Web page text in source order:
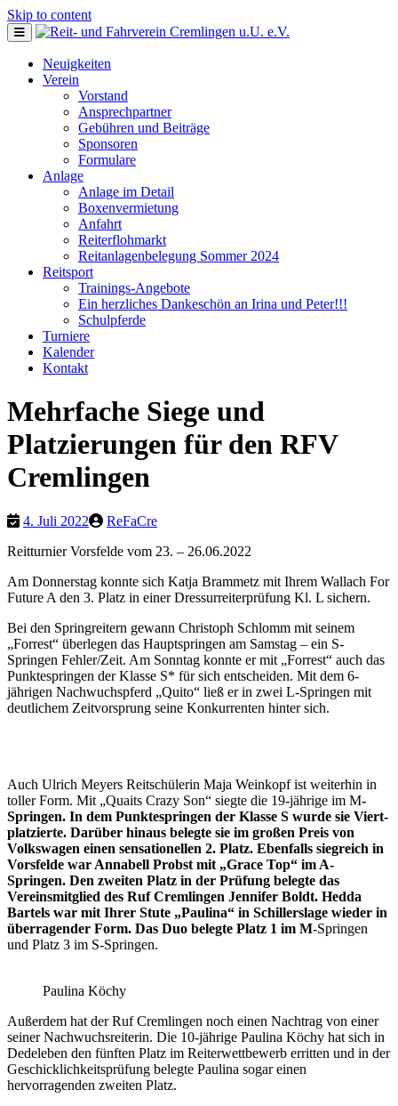
Skip to content
Neuigkeiten
Verein
Vorstand
Ansprechpartner
Gebühren und Beiträge
Sponsoren
Formulare
Anlage
Anlage im Detail
Boxenvermietung
Anfahrt
Reiterflohmarkt
Reitanlagenbelegung Sommer 2024
Reitsport
Trainings-Angebote
Ein herzliches Dankeschön an Irina und Peter!!!
Schulpferde
Turniere
Kalender
Kontakt
Mehrfache Siege und
Platzierungen für den RFV
Cremlingen
4. Juli 2022
ReFaCre
Reitturnier Vorsfelde vom 23. – 26.06.2022
Am Donnerstag konnte sich Katja Brammetz mit Ihrem Wallach For
Future A den 3. Platz in einer Dressurreiterprüfung Kl. L sichern.
Bei den Springreitern gewann Christoph Schlomm mit seinem
„Forrest“ überlegen das Hauptspringen am Samstag – ein S-
Springen Fehler/Zeit. Am Sonntag konnte er mit „Forrest“ auch das
Punktespringen der Klasse S* für sich entscheiden. Mit dem 6-
jährigen Nachwuchspferd „Quito“ ließ er in zwei L-Springen mit
deutlichem Zeitvorsprung seine Konkurrenten hinter sich.
Auch Ulrich Meyers Reitschülerin Maja Weinkopf ist weiterhin in
toller Form. Mit „Quaits Crazy Son“ siegte die 19-jährige im M-
Springen. In dem Punktespringen der Klasse S wurde sie Viert-
platzierte. Darüber hinaus belegte sie im großen Preis von
Volkswagen einen sensationellen 2. Platz. Ebenfalls siegreich in
Vorsfelde war Annabell Probst mit „Grace Top“ im A-
Springen. Den zweiten Platz in der Prüfung belegte das
Vereinsmitglied des Ruf Cremlingen Jennifer Boldt. Hedda
Bartels war mit Ihrer Stute „Paulina“ in Schillerslage wieder in
überragender Form. Das Duo belegte Platz 1 im M-Springen
und Platz 3 im S-Springen.
Paulina Köchy
Außerdem hat der Ruf Cremlingen noch einen Nachtrag von einer
seiner Nachwuchsreiterin. Die 10-jährige Paulina Köchy hat sich in
Dedeleben den fünften Platz im Reiterwettbewerb erritten und in der
Geschicklichkeitsprüfung belegte Paulina sogar einen
hervorragenden zweiten Platz.